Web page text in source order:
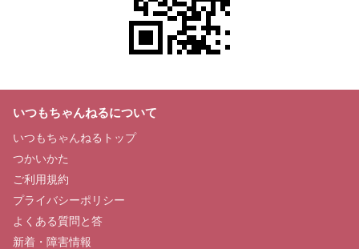
いつもちゃんねるについて
いつもちゃんねるトップ
つかいかた
ご利用規約
プライバシーポリシー
よくある質問と答
新着・障害情報